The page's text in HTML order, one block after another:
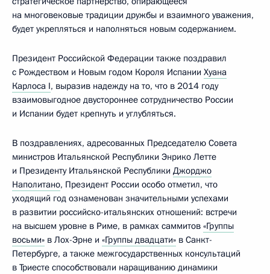
на многовековые традиции дружбы и взаимного уважения,
будет укрепляться и наполняться новым содержанием.
Президент Российской Федерации также поздравил
с Рождеством и Новым годом Короля Испании Хуана
Карлоса I, выразив надежду на то, что в 2014 году
взаимовыгодное двустороннее сотрудничество России
и Испании будет крепнуть и углубляться.
В поздравлениях, адресованных Председателю Совета
министров Итальянской Республики Энрико Летте
и Президенту Итальянской Республики Джорджо
Наполитано, Президент России особо отметил, что
уходящий год ознаменован значительными успехами
в развитии российско-итальянских отношений: встречи
на высшем уровне в Риме, в рамках саммитов «Группы
восьми» в Лох-Эрне и «Группы двадцати» в Санкт-
Петербурге, а также межгосударственных консультаций
в Триесте способствовали наращиванию динамики